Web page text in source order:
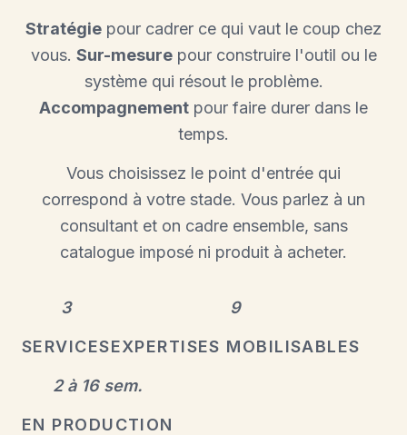
Stratégie pour cadrer ce qui vaut le coup chez
vous. Sur-mesurepour construire l'outil ou le
système qui résout le problème.
Accompagnement pour faire durer dans le
temps.
Vous choisissez le point d'entrée qui
correspond à votre stade. Vous parlez à un
consultant et on cadre ensemble, sans
catalogue imposé ni produit à acheter.
3
SERVICES
9
EXPERTISES MOBILISABLES
2 à 16 sem.
EN PRODUCTION